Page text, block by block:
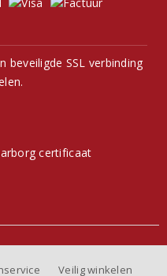
beveiligde SSL verbinding
certificaat
Veilig winkelen